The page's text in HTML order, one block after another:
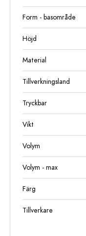
Form - basområde
Höjd
Material
Tillverkningsland
Tryckbar
Vikt
Volym
Volym - max
Färg
Tillverkare